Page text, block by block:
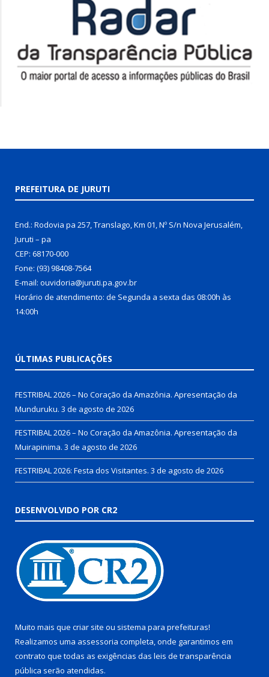
PREFEITURA DE JURUTI
End.: Rodovia pa 257, Translago, Km 01, Nº S/n Nova Jerusalém,
Juruti – pa
CEP: 68170-000
Fone: (93) 98408-7564
E-mail: ouvidoria@juruti.pa.gov.br
Horário de atendimento: de Segunda a sexta das 08:00h às
14:00h
ÚLTIMAS PUBLICAÇÕES
FESTRIBAL 2026 – No Coração da Amazônia. Apresentação da
Munduruku. 3 de agosto de 2026
FESTRIBAL 2026 – No Coração da Amazônia. Apresentação da
Muirapinima. 3 de agosto de 2026
FESTRIBAL 2026: Festa dos Visitantes. 3 de agosto de 2026
DESENVOLVIDO POR CR2
Muito mais que criar site ou sistema para prefeituras!
Realizamos uma assessoria completa, onde garantimos em
contrato que todas as exigências das leis de transparência
pública serão atendidas.